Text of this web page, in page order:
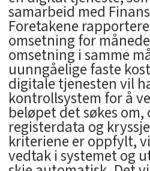
samarbeid med
Foretakene
omsetning for
omsetning i samme
uunngåelige faste
digitale tjenesten vil
kontrollsystem for å
beløpet det søkes
registerdata og
kriteriene er oppfylt,
vedtak i systemet og